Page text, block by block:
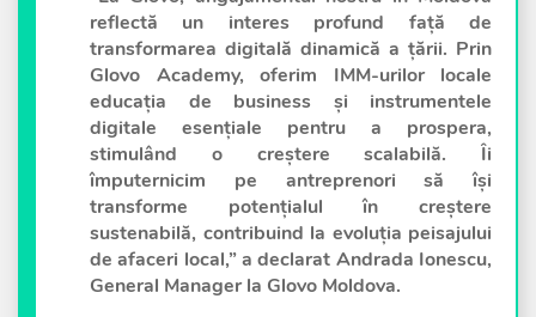
reflectă un interes profund față de
transformarea digitală dinamică a țării. Prin
Glovo Academy, oferim IMM-urilor locale
educația de business și instrumentele
digitale esențiale pentru a prospera,
stimulând o creștere scalabilă. Îi
împuternicim pe antreprenori să își
transforme potențialul în creștere
sustenabilă, contribuind la evoluția peisajului
de afaceri local,” a declarat Andrada Ionescu,
General Manager la Glovo Moldova.